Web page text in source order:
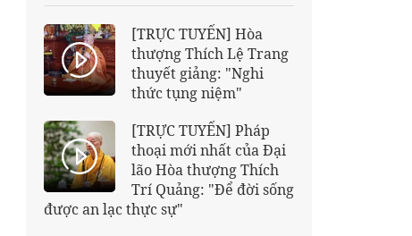
[TRỰC TUYẾN] Hòa
thượng Thích Lệ Trang
thuyết giảng: "Nghi
thức tụng niệm"
[TRỰC TUYẾN] Pháp
thoại mới nhất của Đại
lão Hòa thượng Thích
Trí Quảng: "Để đời sống
được an lạc thực sự"